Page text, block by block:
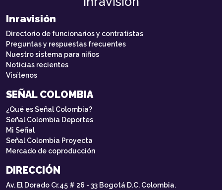
Inravisión
Directorio de funcionarios y contratistas
Preguntas y respuestas frecuentes
Nuestro sistema para niños
Noticias recientes
Visítenos
SEÑAL COLOMBIA
¿Qué es Señal Colombia?
Señal Colombia Deportes
Mi Señal
Señal Colombia Proyecta
Mercado de coproducción
DIRECCIÓN
Av. El Dorado Cr.45 # 26 - 33 Bogotá D.C. Colombia.